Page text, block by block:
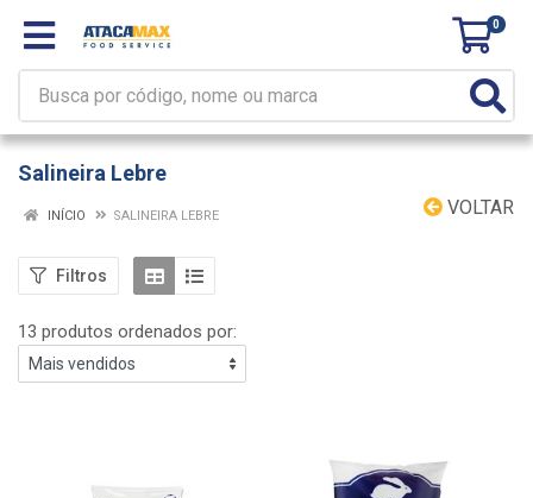
0
Salineira Lebre
VOLTAR
INÍCIO SALINEIRA LEBRE
Filtros
13 produtos ordenados por: